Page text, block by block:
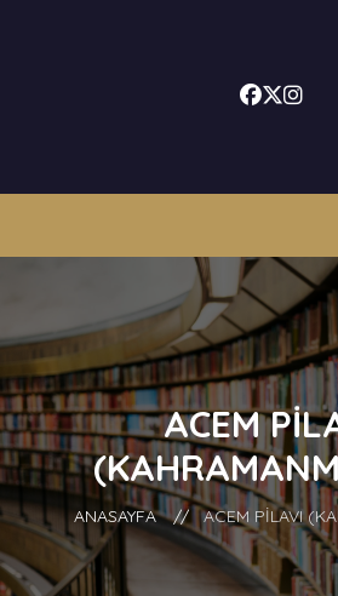
ACEM
ANASAYFA // ACEM PİLAVI